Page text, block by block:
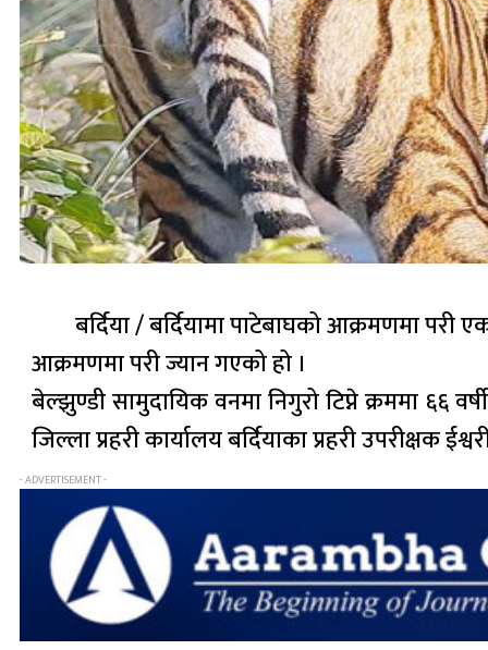
बर्दिया / बर्दियामा पाटेबाघको आक्रमणमा
आक्रमणमा परी ज्यान गएको हो ।
बेल्झुण्डी सामुदायिक वनमा निगुरो टिप्ने क्रममा ६६
जिल्ला प्रहरी कार्यालय बर्दियाका प्रहरी उपरीक्षक
- ADVERTISEMENT -